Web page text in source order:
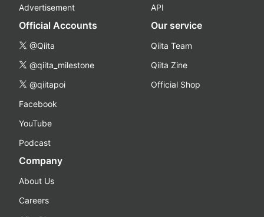
Advertisement
API
Official Accounts
@Qiita
@qiita_milestone
@qiitapoi
Facebook
YouTube
Podcast
Our service
Qiita Team
Qiita Zine
Official Shop
Company
About Us
Careers